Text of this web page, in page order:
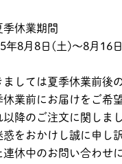
材
製品
茶
休業期間
年8月8日(土)～8月16
ましては夏季休業前後
休業前にお届けをご希
以降のご注文に関しま
惑をおかけし誠に申し
連休中のお問い合わせ